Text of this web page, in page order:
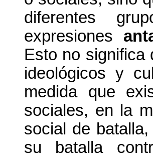
diferentes
expresiones
Esto no significa
ideológicos y
medida que
sociales, en la
social de
su batalla